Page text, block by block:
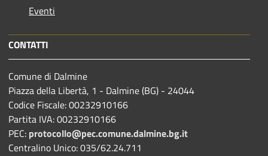
Eventi
CONTATTI
Comune di Dalmine
Piazza della Libertà, 1 - Dalmine (BG) - 24044
Codice Fiscale: 00232910166
Partita IVA: 00232910166
PEC: protocollo@pec.comune.dalmine.bg.it
Centralino Unico: 035/62.24.711